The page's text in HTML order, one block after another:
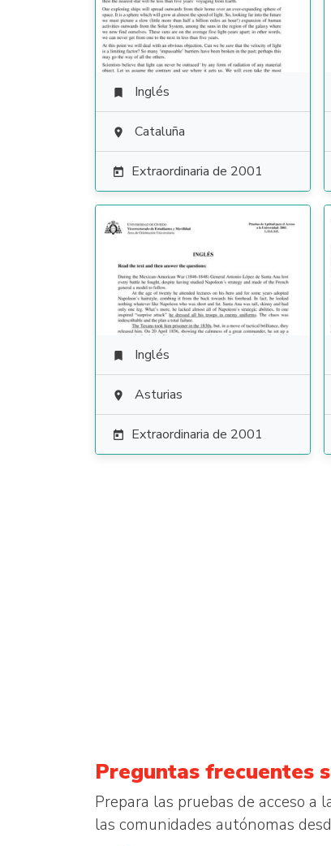
 Inglés
 Cataluña
 Extraordinaria de 2001
 Inglés
 Asturias
 Extraordinaria de 2001
Preguntas frecuentes
Prepara las pruebas de acceso a
las comunidades autónomas